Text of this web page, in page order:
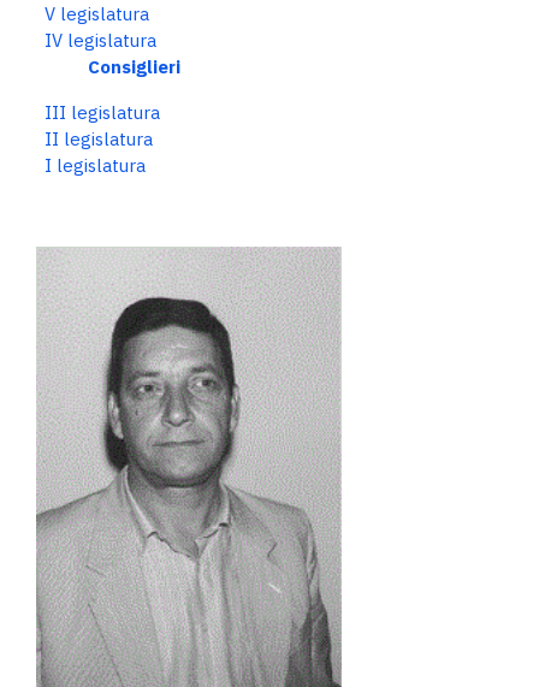
V legislatura
IV legislatura
Consiglieri
III legislatura
II legislatura
I legislatura